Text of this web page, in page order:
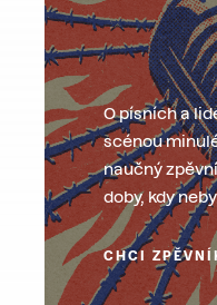
O písních a
scénou
naučný
doby, kdy
CHCI